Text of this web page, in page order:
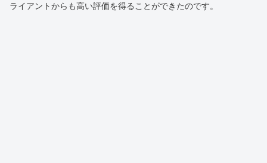
ライアントからも高い評価を得ることができたのです。